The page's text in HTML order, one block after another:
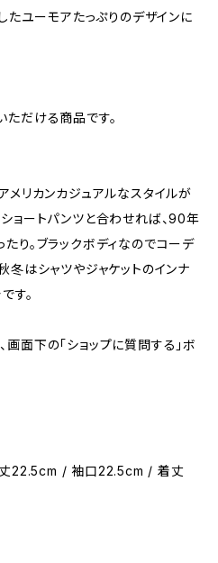
たユーモアたっぷりのデザインに
だける商品です。
メリカンカジュアルなスタイルが
ョートパンツと合わせれば、90年
り。ブラックボディなのでコーデ
冬はシャツやジャケットのインナ
す。
面下の「ショップに質問する」ボ
22.5cm / 袖口22.5cm / 着丈